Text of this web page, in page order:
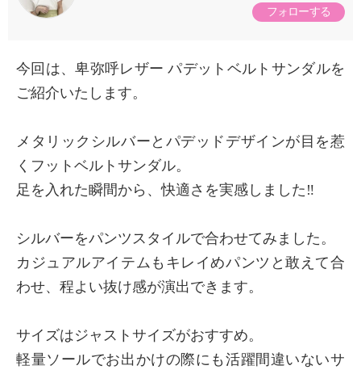
フォローする
今回は、卑弥呼レザー パデットベルトサンダルを
ご紹介いたします。
メタリックシルバーとパデッドデザインが目を惹
くフットベルトサンダル。
足を入れた瞬間から、快適さを実感しました‼︎
シルバーをパンツスタイルで合わせてみました。
カジュアルアイテムもキレイめパンツと敢えて合
わせ、程よい抜け感が演出できます。
サイズはジャストサイズがおすすめ。
軽量ソールでお出かけの際にも活躍間違いないサ